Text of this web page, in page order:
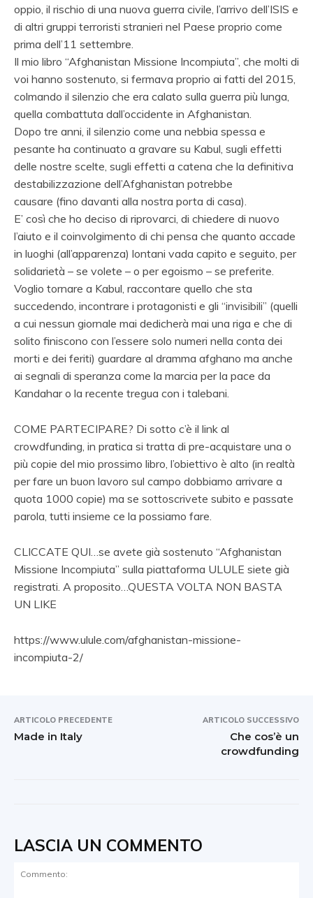
oppio, il rischio di una nuova guerra civile, l’arrivo dell’ISIS e
di altri gruppi terroristi stranieri nel Paese proprio come
prima dell’11 settembre.
Il mio libro “Afghanistan Missione Incompiuta”, che molti di
voi hanno sostenuto, si fermava proprio ai fatti del 2015,
colmando il silenzio che era calato sulla guerra più lunga,
quella combattuta dall’occidente in Afghanistan.
Dopo tre anni, il silenzio come una nebbia spessa e
pesante ha continuato a gravare su Kabul, sugli effetti
delle nostre scelte, sugli effetti a catena che la definitiva
destabilizzazione dell’Afghanistan potrebbe
causare (fino davanti alla nostra porta di casa).
E’ così che ho deciso di riprovarci, di chiedere di nuovo
l’aiuto e il coinvolgimento di chi pensa che quanto accade
in luoghi (all’apparenza) lontani vada capito e seguito, per
solidarietà – se volete – o per egoismo – se preferite.
Voglio tornare a Kabul, raccontare quello che sta
succedendo, incontrare i protagonisti e gli “invisibili” (quelli
a cui nessun giornale mai dedicherà mai una riga e che di
solito finiscono con l’essere solo numeri nella conta dei
morti e dei feriti) guardare al dramma afghano ma anche
ai segnali di speranza come la marcia per la pace da
Kandahar o la recente tregua con i talebani.
COME PARTECIPARE? Di sotto c’è il link al
crowdfunding, in pratica si tratta di pre-acquistare una o
più copie del mio prossimo libro, l’obiettivo è alto (in realtà
per fare un buon lavoro sul campo dobbiamo arrivare a
quota 1000 copie) ma se sottoscrivete subito e passate
parola, tutti insieme ce la possiamo fare.
CLICCATE QUI…se avete già sostenuto “Afghanistan
Missione Incompiuta” sulla piattaforma ULULE siete già
registrati. A proposito…QUESTA VOLTA NON BASTA
UN LIKE
https://www.ulule.com/afghanistan-missione-
incompiuta-2/
ARTICOLO PRECEDENTE
Made in Italy
ARTICOLO SUCCESSIVO
Che cos’è un
crowdfunding
LASCIA UN COMMENTO